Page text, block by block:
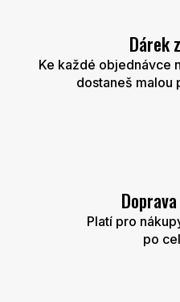
Dárek
Ke každé objednávce
dostaneš malou
Platí pro
po